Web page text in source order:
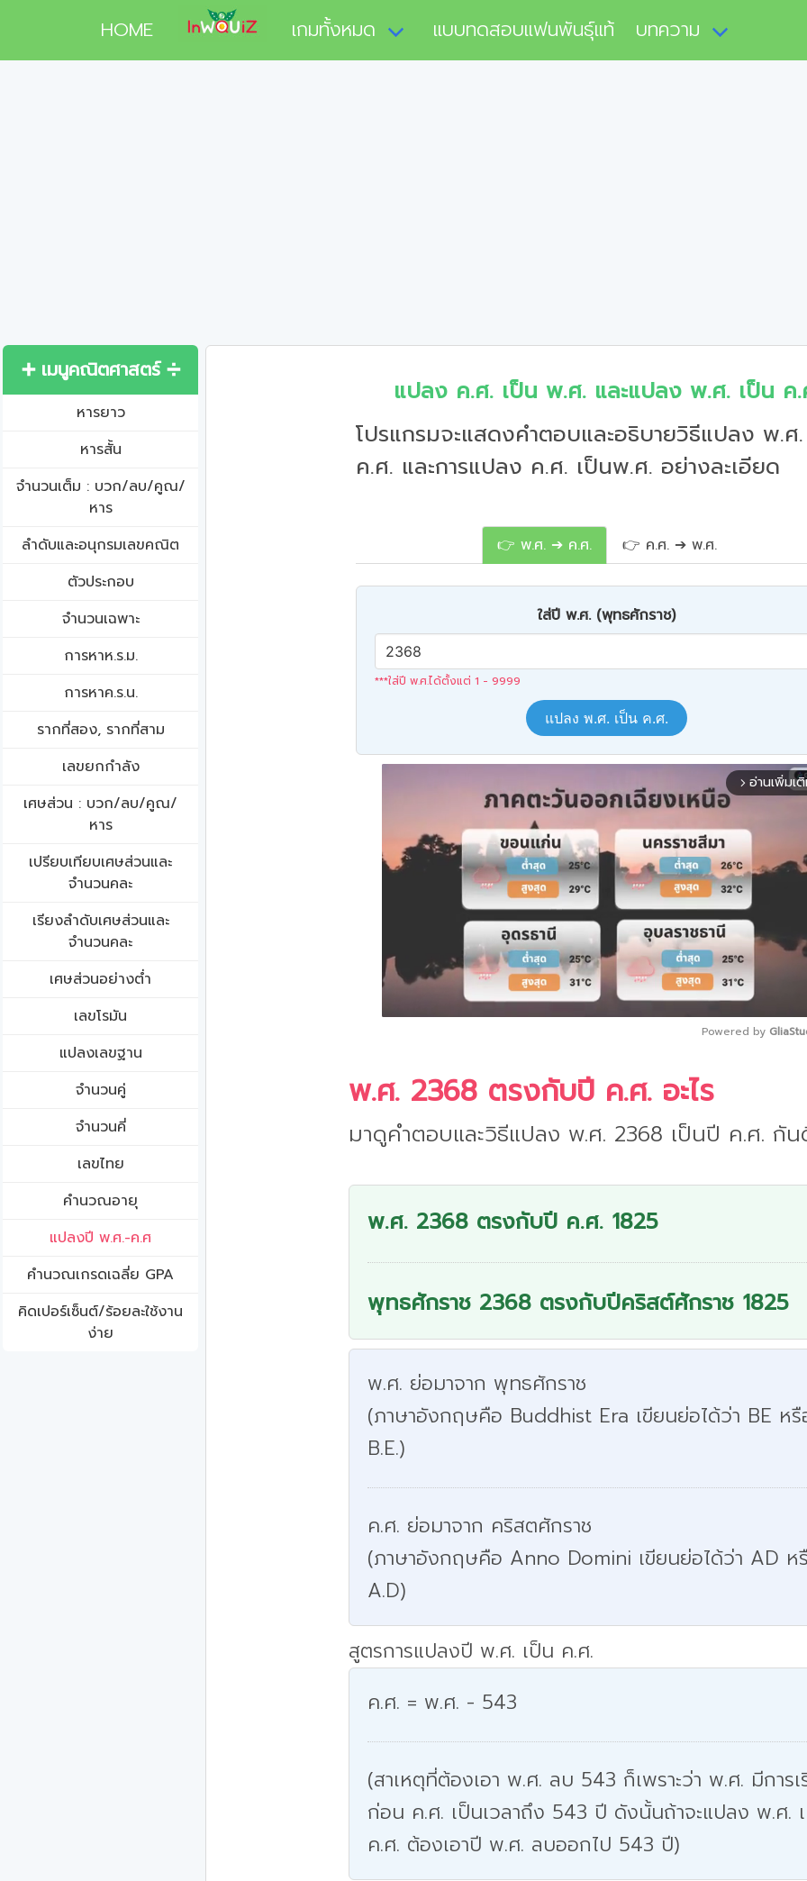
HOME เกมทั้งหมด แบบทดสอบแฟนพันธุ์แท้ บทความ
➕ เมนูคณิตศาสตร์ ➗
หารยาว
หารสั้น
จำนวนเต็ม : บวก/ลบ/คูณ/
หาร
ลำดับและอนุกรมเลขคณิต
ตัวประกอบ
จำนวนเฉพาะ
การหาห.ร.ม.
การหาค.ร.น.
รากที่สอง, รากที่สาม
เลขยกกำลัง
เศษส่วน : บวก/ลบ/คูณ/
หาร
เปรียบเทียบเศษส่วนและ
จำนวนคละ
เรียงลำดับเศษส่วนและ
จำนวนคละ
เศษส่วนอย่างต่ำ
เลขโรมัน
แปลงเลขฐาน
จำนวนคู่
จำนวนคี่
เลขไทย
คำนวณอายุ
แปลงปี พ.ศ.-ค.ศ
คํานวณเกรดเฉลี่ย GPA
คิดเปอร์เซ็นต์/ร้อยละใช้งาน
ง่าย
แปลง ค.ศ. เป็น พ.ศ. และแปลง พ.ศ. เป็น ค.
โปรแกรมจะแสดงคำตอบและอธิบายวิธีแปลง พ.ศ
ค.ศ. และการแปลง ค.ศ. เป็นพ.ศ. อย่างละเอียด
👉 พ.ศ. ➔ ค.ศ. 👉 ค.ศ. ➔ พ.ศ.
ใส่ปี พ.ศ. (พุทธศักราช)
***ใส่ปี พ.ศ.ได้ตั้งแต่ 1 - 9999
แปลง พ.ศ. เป็น ค.ศ.
arrow_forward_ios อ่านเพิ่มเ
Powered by
พ.ศ. 2368 ตรงกับปี ค.ศ. อะไร
มาดูคำตอบและวิธีแปลง พ.ศ. 2368 เป็นปี ค.ศ. กัน
พ.ศ. 2368 ตรงกับปี ค.ศ. 1825
พุทธศักราช 2368 ตรงกับปีคริสต์ศักราช 1825
พ.ศ. ย่อมาจาก พุทธศักราช
(ภาษาอังกฤษคือ Buddhist Era เขียนย่อได้ว่า BE ห
B.E.)
ค.ศ. ย่อมาจาก คริสตศักราช
(ภาษาอังกฤษคือ Anno Domini เขียนย่อได้ว่า AD ห
A.D)
สูตรการแปลงปี พ.ศ. เป็น ค.ศ.
ค.ศ. = พ.ศ. - 543
(สาเหตุที่ต้องเอา พ.ศ. ลบ 543 ก็เพราะว่า พ.ศ. มีการเ
ก่อน ค.ศ. เป็นเวลาถึง 543 ปี ดังนั้นถ้าจะแปลง พ.ศ.
ค.ศ. ต้องเอาปี พ.ศ. ลบออกไป 543 ปี)